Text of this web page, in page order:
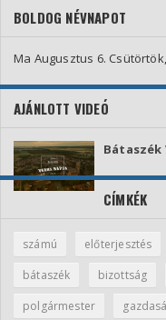
BOLDOG NÉVNAPOT
Ma Augusztus 6. Csütörtök,
AJÁNLOTT VIDEÓ
Bátaszék
CÍMKÉK
számú előterjesztés
bátaszék
bizottság
polgármester